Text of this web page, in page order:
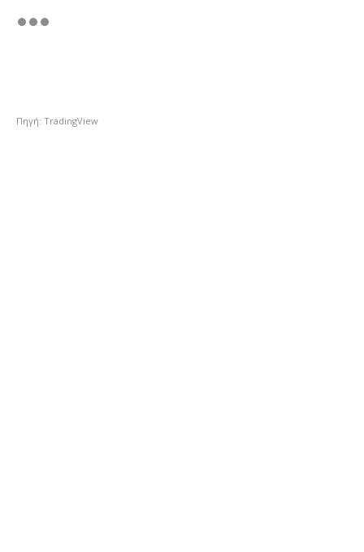
Πηγή: TradingView